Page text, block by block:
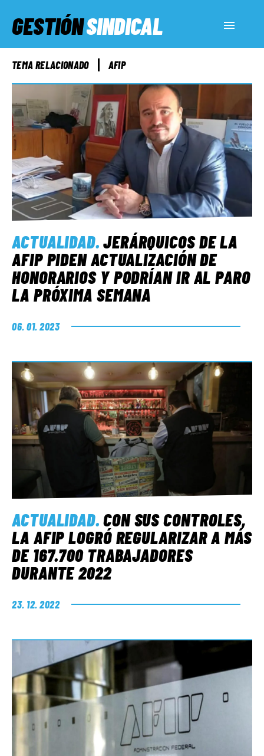
GESTIÓNSINDICAL
ACTUALIDAD
SERVICIOS SOCIALES
INFORMES ESPECIALES
FUERA DE MEGÁFONO
EL LADO «G»
TEMA RELACIONADO AFIP
ACTUALIDAD.JERÁRQUICOS DE LA
AFIP PIDEN ACTUALIZACIÓN DE
HONORARIOS Y PODRÍAN IR AL PARO
LA PRÓXIMA SEMANA
06. 01. 2023
ACTUALIDAD.CON SUS CONTROLES,
LA AFIP LOGRÓ REGULARIZAR A MÁS
DE 167.700 TRABAJADORES
DURANTE 2022
23. 12. 2022